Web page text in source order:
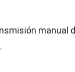
manual